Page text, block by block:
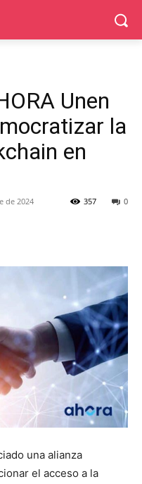
Unen
la
en
de 2024 0
357
una alianza
el acceso a la